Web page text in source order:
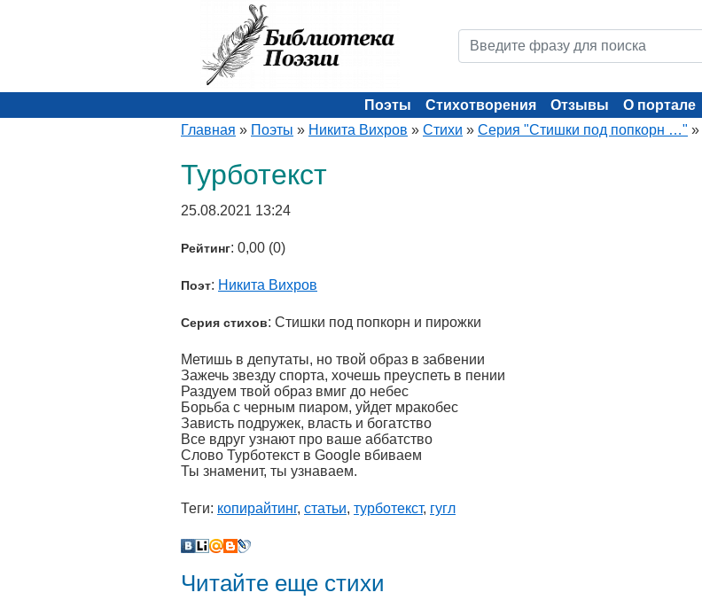
Поэты Стихотворения Отзывы О портале
Главная » Поэты » Никита Вихров » Стихи » Серия "Стишки под попкорн …" »
Турботекст
25.08.2021 13:24
Рейтинг: 0,00 (0)
Поэт: Никита Вихров
Серия стихов: Стишки под попкорн и пирожки
Метишь в депутаты, но твой образ в забвении
Зажечь звезду спорта, хочешь преуспеть в пении
Раздуем твой образ вмиг до небес
Борьба с черным пиаром, уйдет мракобес
Зависть подружек, власть и богатство
Все вдруг узнают про ваше аббатство
Слово Турботекст в Google вбиваем
Ты знаменит, ты узнаваем.
Теги: копирайтинг, статьи, турботекст, гугл
Читайте еще стихи